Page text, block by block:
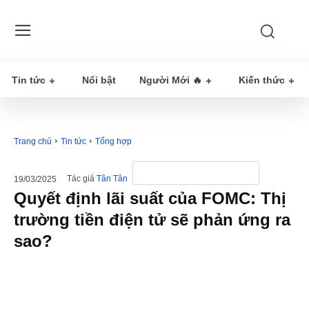
Tin tức Nổi bật Người Mới 🔥 Kiến thức
Trang chủ Tin tức Tổng hợp
19/03/2025 Tác giả Tân Tân
Quyết định lãi suất của FOMC: Thị
trường tiền điện tử sẽ phản ứng ra
sao?